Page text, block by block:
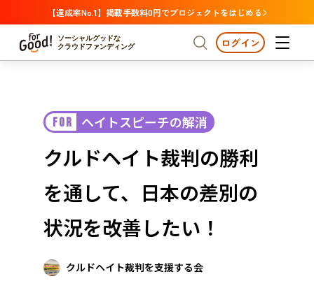
【達成率No.1】掲載手数料0円でプロジェクトをはじめる
ソーシャルグッドな
クラウドファンディング
プロジェクトからさがす 注目
カテゴリーからさがす 国際協力
医療・福祉
人権・マイノリティ
中部
注目 新着
支援金額が多い
支援人数が多い
終了日が近い
カテゴリーからさがす
国際協力 医療・福祉
子ども・教育
環境・エシカル
人権・マイノリティ
地域からさがす
ログイン
FOR ヘイトスピーチの解消
クルドヘイト裁判の勝利
を通して、日本の差別の
状況を改善したい！
クルドヘイト裁判を支援する会